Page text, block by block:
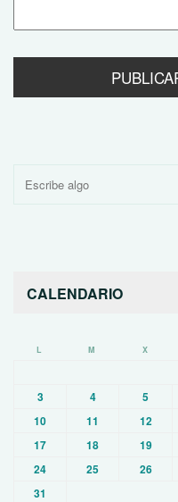
Buscar
CALENDARIO
L M X
3
4 5
10
11 12
17
18 19
24
25 26
31